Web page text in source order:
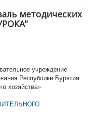
методических
учреждение
Республики Бурятия
хозяйства»